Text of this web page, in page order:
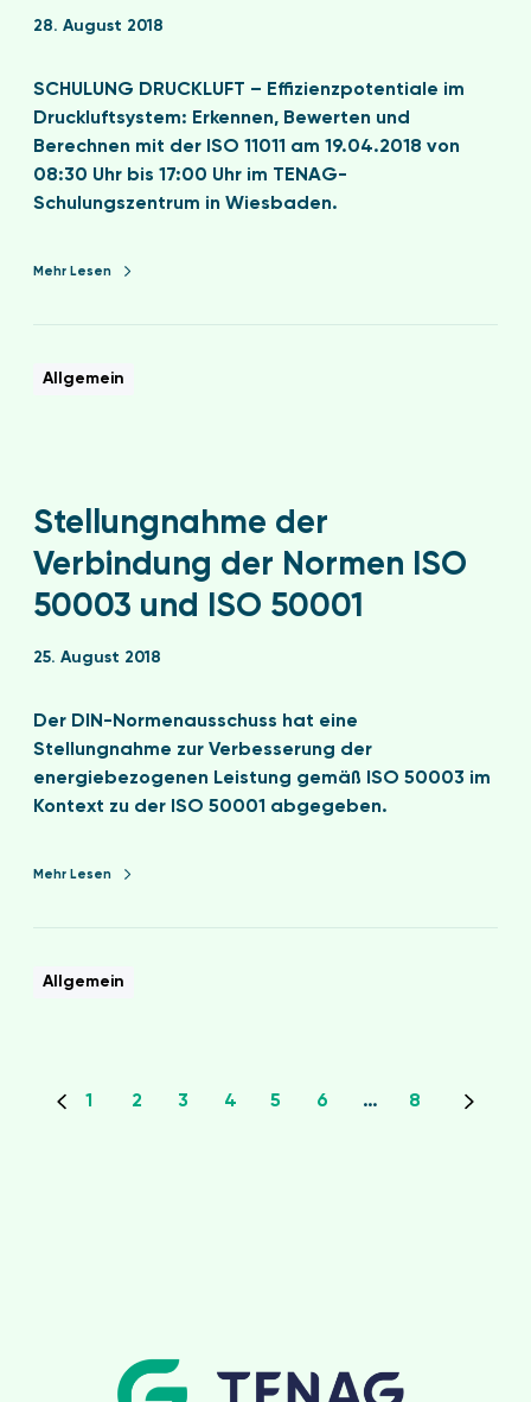
28. August 2018
SCHULUNG DRUCKLUFT – Effizienzpotentiale im
Druckluftsystem: Erkennen, Bewerten und
Berechnen mit der ISO 11011 am 19.04.2018 von
08:30 Uhr bis 17:00 Uhr im TENAG-
Schulungszentrum in Wiesbaden.
Mehr Lesen
Allgemein
Stellungnahme der
Verbindung der Normen ISO
50003 und ISO 50001
25. August 2018
Der DIN-Normenausschuss hat eine
Stellungnahme zur Verbesserung der
energiebezogenen Leistung gemäß ISO 50003 im
Kontext zu der ISO 50001 abgegeben.
Mehr Lesen
Allgemein
1 2 3 4 5 6 … 8